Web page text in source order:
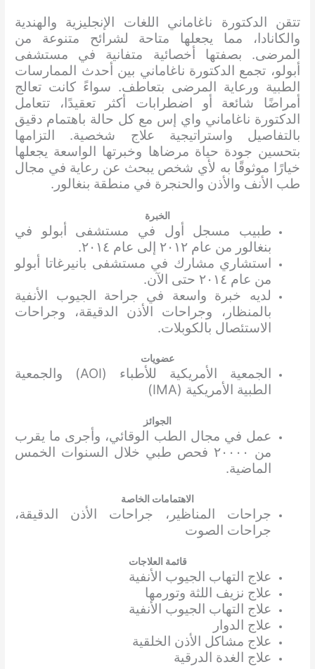
تتقن الدكتورة ناغاماني اللغات الإنجليزية والهندية
والكانادا، مما يجعلها متاحة لشرائح متنوعة من
المرضى. بصفتها أخصائية متفانية في مستشفى
أبولو، تجمع الدكتورة ناغاماني بين أحدث الممارسات
الطبية ورعاية المرضى بتعاطف. سواءً كانت تعالج
أمراضًا شائعة أو اضطرابات أكثر تعقيدًا، تتعامل
الدكتورة ناغاماني واي إس مع كل حالة باهتمام دقيق
بالتفاصيل واستراتيجية علاج شخصية. التزامها
بتحسين جودة حياة مرضاها وخبرتها الواسعة يجعلها
خيارًا موثوقًا به لأي شخص يبحث عن رعاية في مجال
طب الأنف والأذن والحنجرة في منطقة بنغالور.
الخبرة
طبيب مسجل أول في مستشفى أبولو في
بنغالور من عام ٢٠١٢ إلى عام ٢٠١٤.
استشاري مشارك في مستشفى بانيرغاتا أبولو
من عام ٢٠١٤ حتى الآن.
لديه خبرة واسعة في جراحة الجيوب الأنفية
بالمنظار، وجراحات الأذن الدقيقة، وجراحات
الاستئصال بالكوبلات.
عضويات
الجمعية الأمريكية للأطباء (AOI) والجمعية
الطبية الأمريكية (IMA)
الجوائز
عمل في مجال الطب الوقائي، وأجرى ما يقرب
من ٢٠٠٠٠ فحص طبي خلال السنوات الخمس
الماضية.
الاهتمامات الخاصة
جراحات المناظير، جراحات الأذن الدقيقة،
جراحات الصوت
قائمة العلاجات
علاج التهاب الجيوب الأنفية
علاج نزيف اللثة وتورمها
علاج التهاب الجيوب الأنفية
علاج الدوار
علاج مشاكل الأذن الخلقية
علاج الغدة الدرقية